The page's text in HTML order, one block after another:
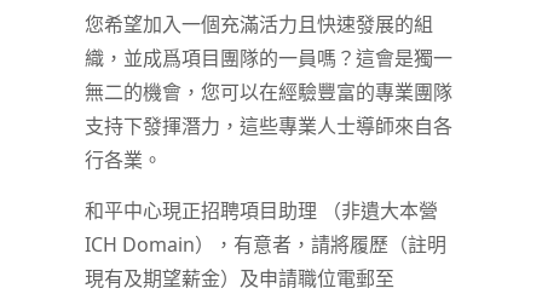
您希望加入一個充滿活力且快速發展的組
織，並成爲項目團隊的一員嗎？這會是獨一
無二的機會，您可以在經驗豐富的專業團隊
支持下發揮潛力，這些專業人士導師來自各
行各業。
和平中心現正招聘項目助理 （非遺大本營
ICH Domain），有意者，請將履歷（註明
現有及期望薪金）及申請職位電郵至